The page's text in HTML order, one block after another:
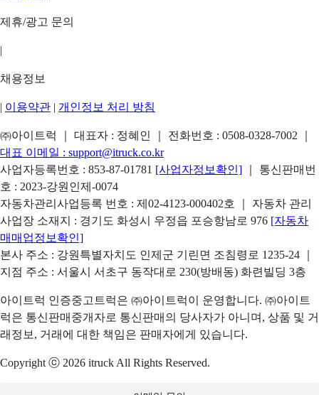
제휴/광고 문의
|
채용정보
| 이용약관 | 개인정보 처리 방침
㈜아이트럭 ｜ 대표자 : 정혜인 ｜ 전화번호 : 0508-0328-7002
대표 이메일 : support@itruck.co.kr
사업자등록번호 : 853-87-01781 [사업자정보확인]
｜ 통신판매번
호 : 2023-강원인제-0074
자동차관리사업등록 번호 : 제02-4123-000402호 ｜ 자동차 관리
사업장 소재지 : 경기도 화성시 우정읍 포승항남로 976 [자동차
매매업정보확인]
본사 주소 : 강원특별자치도 인제군 기린면 조침령로 1235-24 ｜
지점 주소 : 서울시 서초구 동작대로 230(방배동) 화련빌딩 3층
아이트럭 인증중고트럭은 ㈜아이트럭이 운영합니다. ㈜아이트
럭은 통신판매중개자로 통신판매의 당사자가 아니며, 상품 및 거
래정보, 거래에 대한 책임은 판매자에게 있습니다.
Copyright ⓒ 2026 itruck All Rights Reserved.